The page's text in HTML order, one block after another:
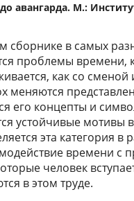
авангарда. М.:
сборнике в самых
проблемы времени,
как со сменой
меняются
его концепты и
устойчивые мотивы
эта категория в
времени с
человек
в этом труде.